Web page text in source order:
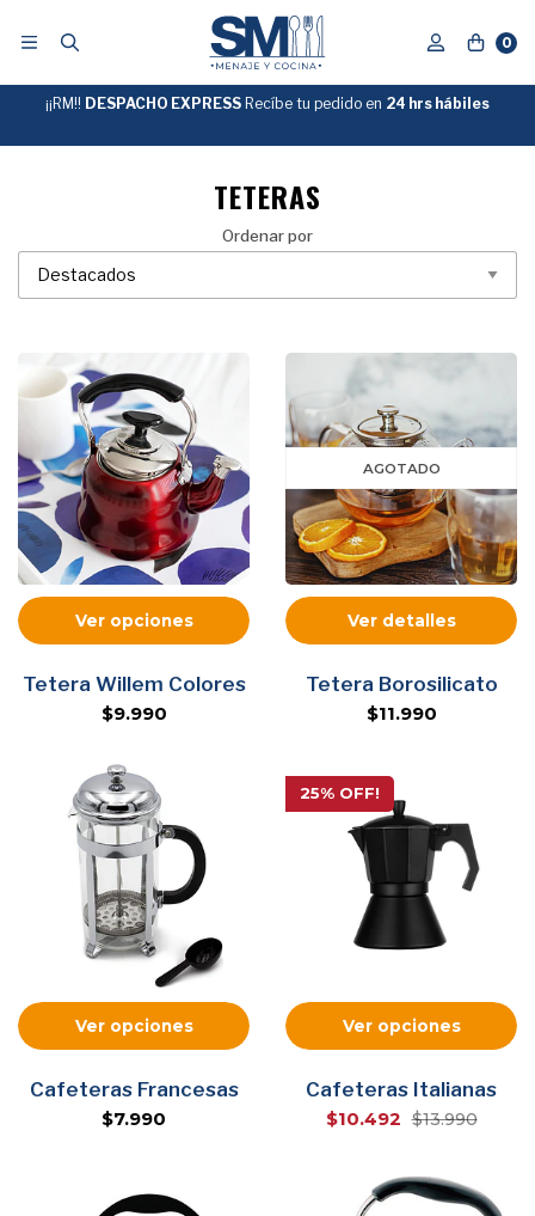
0
GRATIS
SOBRE
¡¡RM!! DESPACHO EXPRESS Recíbe tu pedido en 24 hrs hábiles
TETERAS
Ordenar por
Ver opciones
Tetera Willem Colores
$9.990
Ver detalles
AGOTADO
Tetera Borosilicato
$11.990
Ver opciones
Cafeteras Francesas
$7.990
Ver opciones
25% OFF!
Cafeteras Italianas
$10.492 $13.990